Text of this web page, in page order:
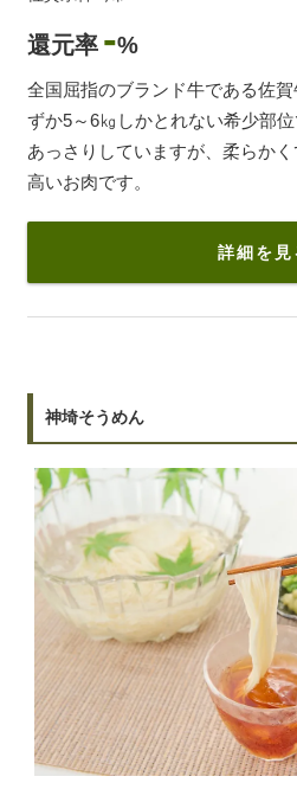
還元率 -%
全国屈指のブランド牛である佐
ずか5～6㎏しかとれない希少部
あっさりしていますが、柔らか
高いお肉です。
詳細を見
神埼そうめん